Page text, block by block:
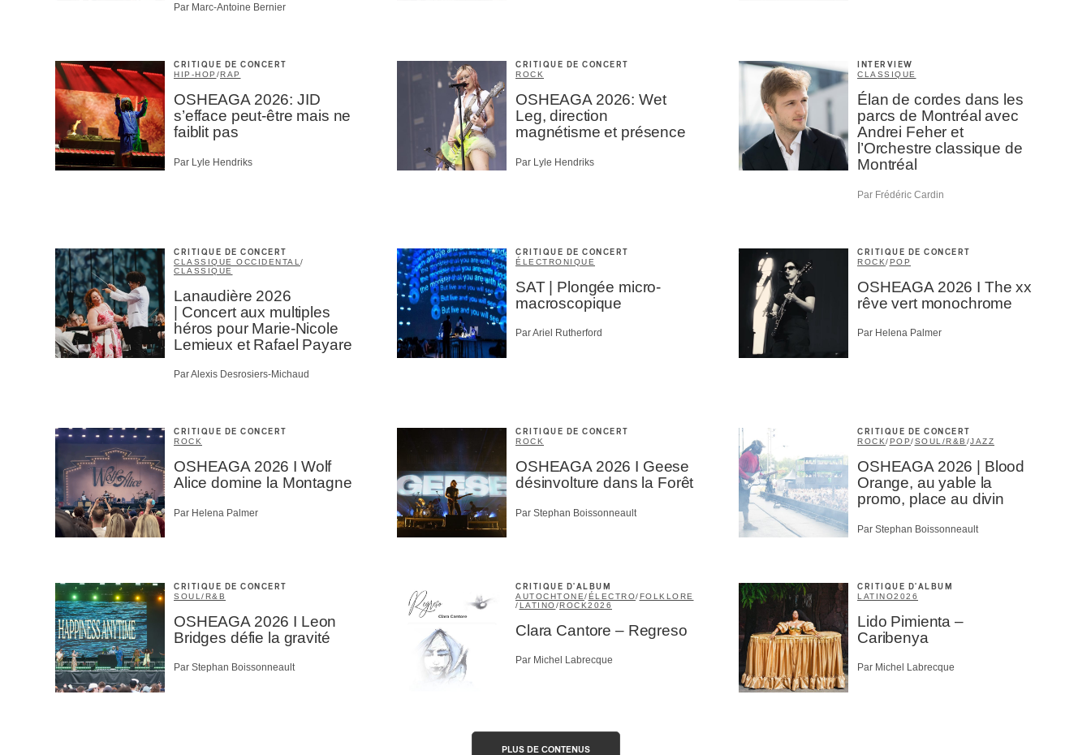
Par Marc-Antoine Bernier
CRITIQUE DE CONCERT
HIP-HOP /RAP
OSHEAGA 2026: JID
s’efface peut-être mais ne
faiblit pas
Par Lyle Hendriks
CRITIQUE DE CONCERT
ROCK
OSHEAGA 2026: Wet
Leg, direction
magnétisme et présence
Par Lyle Hendriks
INTERVIEW
CLASSIQUE
Élan de cordes dans les
parcs de Montréal avec
Andrei Feher et
l’Orchestre classique de
Montréal
Par Frédéric Cardin
CRITIQUE DE CONCERT
CLASSIQUE OCCIDENTAL /
CLASSIQUE
Lanaudière 2026
| Concert aux multiples
héros pour Marie-Nicole
Lemieux et Rafael Payare
Par Alexis Desrosiers-Michaud
CRITIQUE DE CONCERT
ÉLECTRONIQUE
SAT | Plongée micro-
macroscopique
Par Ariel Rutherford
CRITIQUE DE CONCERT
ROCK/POP
OSHEAGA 2026 I The xx
rêve vert monochrome
Par Helena Palmer
CRITIQUE DE CONCERT
ROCK
OSHEAGA 2026 I Wolf
Alice domine la Montagne
Par Helena Palmer
CRITIQUE DE CONCERT
ROCK
OSHEAGA 2026 I Geese
désinvolture dans la Forêt
Par Stephan Boissonneault
CRITIQUE DE CONCERT
ROCK/POP/SOUL/R&B /JAZZ
OSHEAGA 2026 | Blood
Orange, au yable la
promo, place au divin
Par Stephan Boissonneault
CRITIQUE DE CONCERT
SOUL/R&B
OSHEAGA 2026 I Leon
Bridges défie la gravité
Par Stephan Boissonneault
CRITIQUE D'ALBUM
AUTOCHTONE/ÉLECTRO/FOLKLORE
/LATINO/ROCK2026
Clara Cantore – Regreso
Par Michel Labrecque
CRITIQUE D'ALBUM
LATINO2026
Lido Pimienta –
Caribenya
Par Michel Labrecque
PLUS DE CONTENUS